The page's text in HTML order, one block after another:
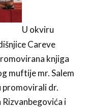
U okviru
Careve
knjiga
muftije mr. Salem
promovirali dr.
i